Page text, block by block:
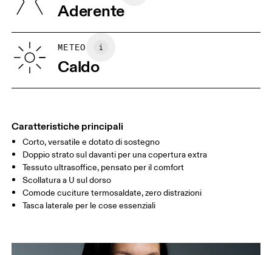
GUIDA ALLE TAGLIE - ABBIGLIAMENTO DONNA
CIRCONFERE
NZA SENO
GIROVITA 67 68 — 73 74
Scorri in orizzontale per visualizzare la tabella
Come prendere le misure
Vietnam Aderente
METEO
Caldo
Caratteristiche principali
Corto, versatile e dotato di sostegno
Doppio strato sul davanti per una copertura extra
Tessuto ultrasoffice, pensato per il comfort
Scollatura a U sul dorso
Comode cuciture termosaldate, zero distrazioni
Tasca laterale per le cose essenziali